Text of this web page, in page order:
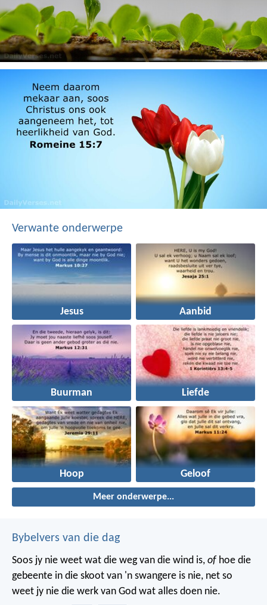
Verwante onderwerpe
Jesus Aanbid
Buurman Liefde
Hoop Geloof
Meer onderwerpe...
Bybelvers van die dag
Soos jy nie weet wat die weg van die wind is, of hoe die
gebeente in die skoot van 'n swangere is nie, net so
weet jy nie die werk van God wat alles doen nie.